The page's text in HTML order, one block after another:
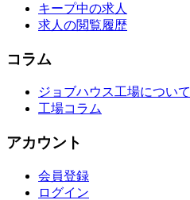
キープ中の求人
求人の閲覧履歴
コラム
ジョブハウス工場について
工場コラム
アカウント
会員登録
ログイン